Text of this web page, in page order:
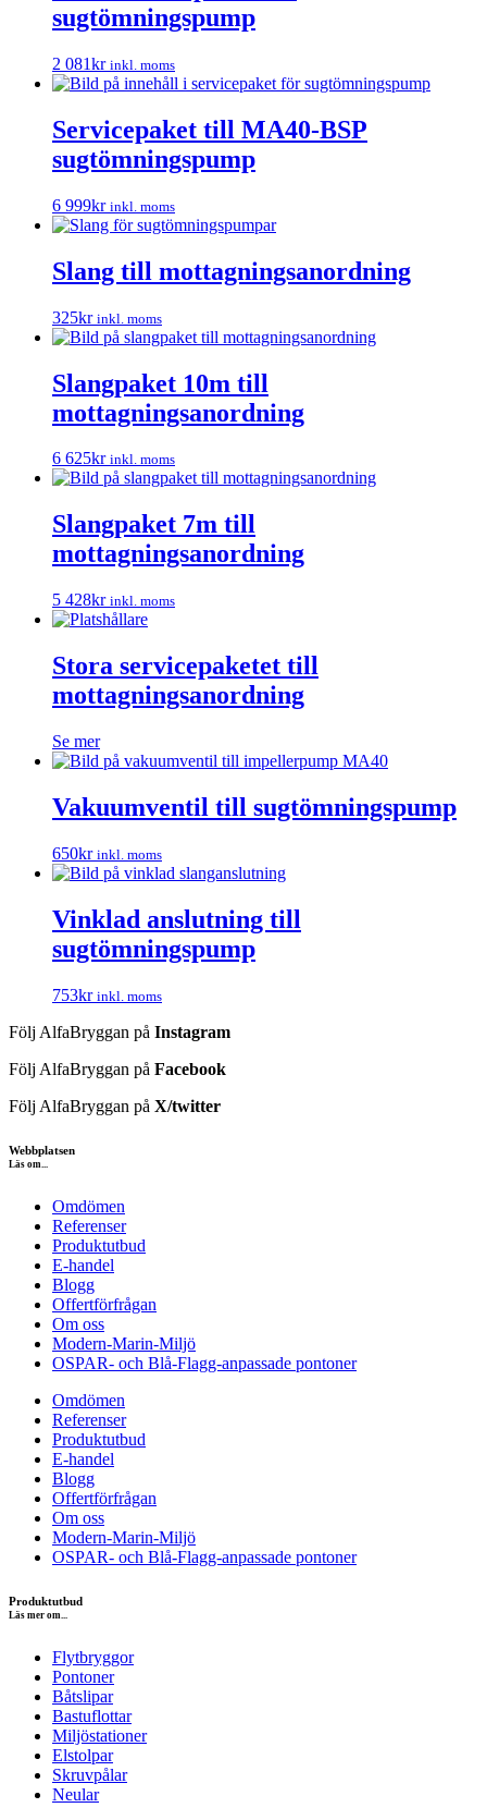
sugtömningspump
2 081kr inkl. moms
Servicepaket till MA40-BSP
sugtömningspump
6 999kr inkl. moms
Slang till mottagningsanordning
325kr inkl. moms
Slangpaket 10m till
mottagningsanordning
6 625kr inkl. moms
Slangpaket 7m till
mottagningsanordning
5 428kr inkl. moms
Stora servicepaketet till
mottagningsanordning
Se mer
Vakuumventil till sugtömningspump
650kr inkl. moms
Vinklad anslutning till
sugtömningspump
753kr inkl. moms
Följ AlfaBryggan på Instagram
Följ AlfaBryggan på Facebook
Följ AlfaBryggan på X/twitter
Webbplatsen
Läs om...
Omdömen
Referenser
Produktutbud
E-handel
Blogg
Offertförfrågan
Om oss
Modern-Marin-Miljö
OSPAR- och Blå-Flagg-anpassade pontoner
Omdömen
Referenser
Produktutbud
E-handel
Blogg
Offertförfrågan
Om oss
Modern-Marin-Miljö
OSPAR- och Blå-Flagg-anpassade pontoner
Produktutbud
Läs mer om...
Flytbryggor
Pontoner
Båtslipar
Bastuflottar
Miljöstationer
Elstolpar
Skruvpålar
Neular